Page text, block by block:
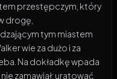
przestępczym, który
drogę,
tym miastem
wie za dużo i za
Na dokładkę wpada
zamawiał: uratować